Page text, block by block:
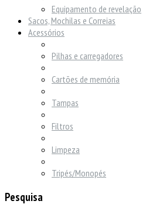
Equipamento de revelação
Sacos, Mochilas e Correias
Acessórios
Pilhas e carregadores
Cartões de memória
Tampas
Filtros
Limpeza
Tripés/Monopés
Pesquisa